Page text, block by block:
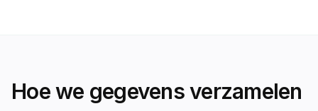
Hoe we gegevens verzamelen